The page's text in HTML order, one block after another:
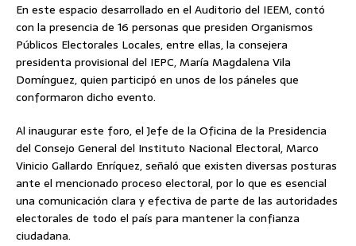
En este espacio desarrollado en el Auditorio del IEEM, contó
con la presencia de 16 personas que presiden Organismos
Públicos Electorales Locales, entre ellas, la consejera
presidenta provisional del IEPC, María Magdalena Vila
Domínguez, quien participó en unos de los páneles que
conformaron dicho evento.
Al inaugurar este foro, el Jefe de la Oficina de la Presidencia
del Consejo General del Instituto Nacional Electoral, Marco
Vinicio Gallardo Enríquez, señaló que existen diversas posturas
ante el mencionado proceso electoral, por lo que es esencial
una comunicación clara y efectiva de parte de las autoridades
electorales de todo el país para mantener la confianza
ciudadana.